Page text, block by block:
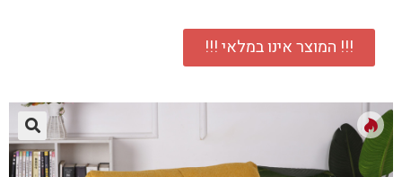
!!! המוצר אינו במלאי !!!